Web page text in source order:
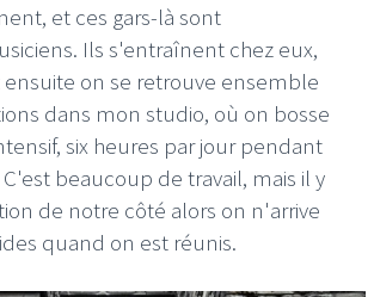
et ces gars-là sont
Ils s'entraînent chez eux,
on se retrouve ensemble
dans mon studio, où on bosse
six heures par jour pendant
beaucoup de travail, mais il y
de notre côté alors on n'arrive
quand on est réunis.